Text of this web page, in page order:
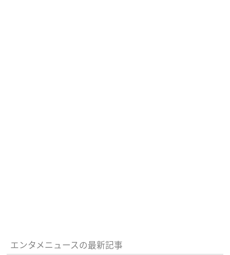
エンタメニュースの最新記事